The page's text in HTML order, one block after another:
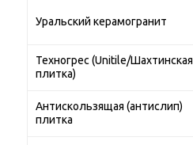
Уральский керамогранит
Техногрес (Unitile/Шахтинская
плитка)
Антискользящая (антислип)
плитка